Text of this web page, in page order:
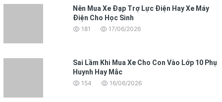
Nên Mua Xe Đạp Trợ Lực Điện Hay Xe Máy
Điện Cho Học Sinh
181 17/06/2026
Sai Lầm Khi Mua Xe Cho Con Vào Lớp 10 Phụ
Huynh Hay Mắc
154 16/06/2026